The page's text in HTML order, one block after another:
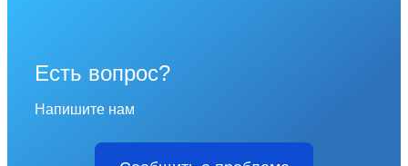
Есть вопрос?
Напишите нам